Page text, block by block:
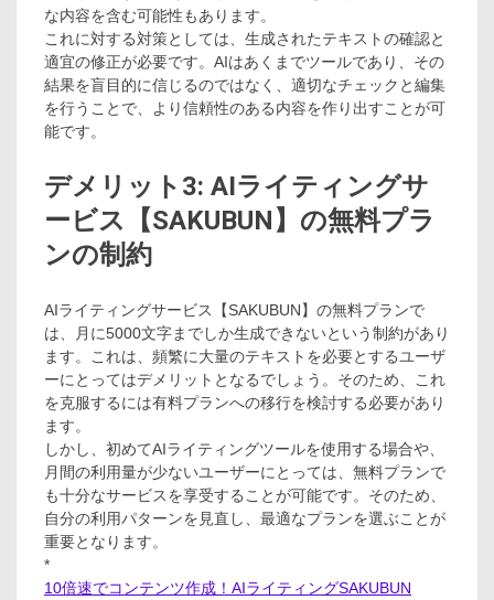
な内容を含む可能性もあります。
これに対する対策としては、生成されたテキストの確認と
適宜の修正が必要です。AIはあくまでツールであり、その
結果を盲目的に信じるのではなく、適切なチェックと編集
を行うことで、より信頼性のある内容を作り出すことが可
能です。
デメリット3: AIライティングサ
ービス【SAKUBUN】の無料プラ
ンの制約
AIライティングサービス【SAKUBUN】の無料プランで
は、月に5000文字までしか生成できないという制約があり
ます。これは、頻繁に大量のテキストを必要とするユーザ
ーにとってはデメリットとなるでしょう。そのため、これ
を克服するには有料プランへの移行を検討する必要があり
ます。
しかし、初めてAIライティングツールを使用する場合や、
月間の利用量が少ないユーザーにとっては、無料プランで
も十分なサービスを享受することが可能です。そのため、
自分の利用パターンを見直し、最適なプランを選ぶことが
重要となります。
*
10倍速でコンテンツ作成！AIライティングSAKUBUN